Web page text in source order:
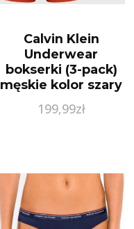
Calvin Klein
Underwear
bokserki (3-pack)
męskie kolor szary
199,99zł